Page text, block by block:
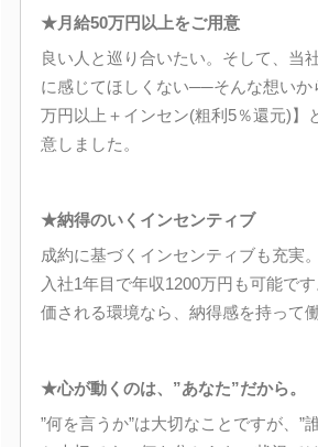
★月給50万円以上をご用意
良い人と巡り合いたい。そして、当
に感じてほしくない──そんな想いか
万円以上＋インセン(粗利5％還元)】
意しました。
★納得のいくインセンティブ
成約に基づくインセンティブも充実
入社1年目で年収1200万円も可能で
価される環境なら、納得感を持って
★心が動くのは、”あなた”だから。
”何を言うか”は大切なことですが、”